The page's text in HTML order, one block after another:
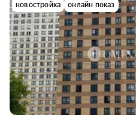
новостройка онлайн показ